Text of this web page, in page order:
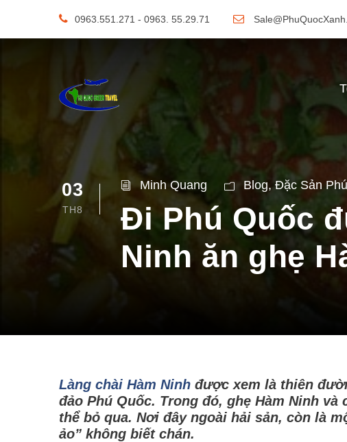
0963.551.271 - 0963. 55.29.71
03
TH8
Minh Quang Blog, Đặc Sản
Đi Phú Quốc
Ninh ăn ghẹ
Làng chài Hàm Ninh được xem là thiên
đảo Phú Quốc. Trong đó, ghẹ Hàm Ninh
thể bỏ qua. Nơi đây ngoài hải sản, còn là
ảo” không biết chán.